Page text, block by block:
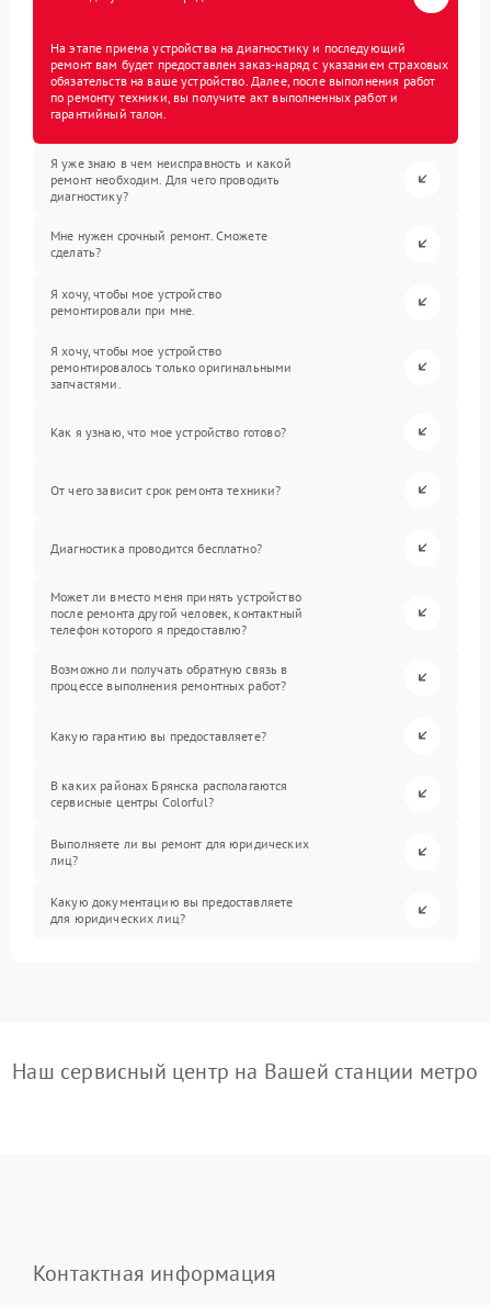
На этапе приема устройства на диагностику и последующий
ремонт вам будет предоставлен заказ-наряд с указанием страховых
обязательств на ваше устройство. Далее, после выполнения работ
по ремонту техники, вы получите акт выполненных работ и
гарантийный талон.
Я уже знаю в чем неисправность и какой
ремонт необходим. Для чего проводить
диагностику?
Мне нужен срочный ремонт. Сможете
сделать?
Я хочу, чтобы мое устройство
ремонтировали при мне.
Я хочу, чтобы мое устройство
ремонтировалось только оригинальными
запчастями.
Как я узнаю, что мое устройство готово?
От чего зависит срок ремонта техники?
Диагностика проводится бесплатно?
Может ли вместо меня принять устройство
после ремонта другой человек, контактный
телефон которого я предоставлю?
Возможно ли получать обратную связь в
процессе выполнения ремонтных работ?
Какую гарантию вы предоставляете?
В каких районах Брянска располагаются
сервисные центры Colorful?
Выполняете ли вы ремонт для юридических
лиц?
Какую документацию вы предоставляете
для юридических лиц?
Наш сервисный центр на Вашей станции метро
Контактная информация